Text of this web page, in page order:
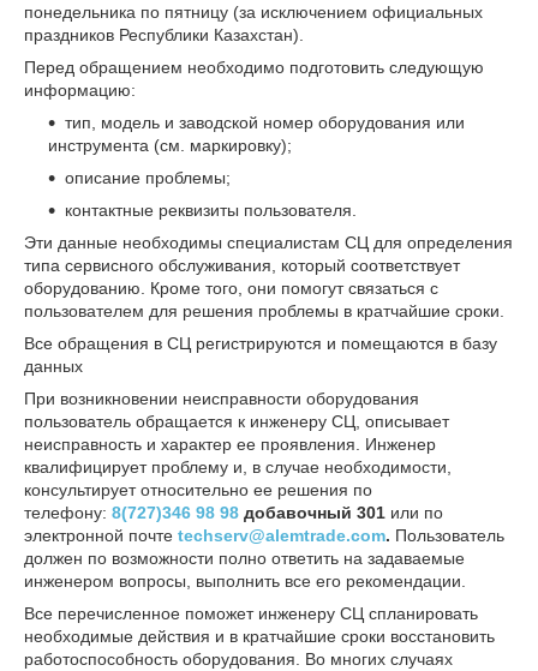
понедельника по пятницу (за исключением официальных
праздников Республики Казахстан).
Перед обращением необходимо подготовить следующую
информацию:
тип, модель и заводской номер оборудования или
инструмента (см. маркировку);
описание проблемы;
контактные реквизиты пользователя.
Эти данные необходимы специалистам СЦ для определения
типа сервисного обслуживания, который соответствует
оборудованию. Кроме того, они помогут связаться с
пользователем для решения проблемы в кратчайшие сроки.
Все обращения в СЦ регистрируются и помещаются в базу
данных
При возникновении неисправности оборудования
пользователь обращается к инженеру СЦ, описывает
неисправность и характер ее проявления. Инженер
квалифицирует проблему и, в случае необходимости,
консультирует относительно ее решения по
телефону: 8(727)346 98 98 добавочный 301 или по
электронной почте techserv@alemtrade.com. Пользователь
должен по возможности полно ответить на задаваемые
инженером вопросы, выполнить все его рекомендации.
Все перечисленное поможет инженеру СЦ спланировать
необходимые действия и в кратчайшие сроки восстановить
работоспособность оборудования. Во многих случаях